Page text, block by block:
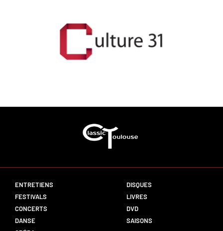
ENTRETIENS
FESTIVALS
CONCERTS
DANSE
DISQUES
LIVRES
DVD
SAISONS